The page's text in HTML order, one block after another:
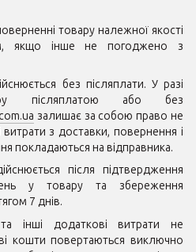
товару належної якості
якщо інше не погоджено з
без післяплати. У разі
післяплатою або без
залишає за собою право не
з доставки, повернення і
покладаються на відправника.​
після підтвердження
у товару та збереження
7 днів.​
інші додаткові витрати не
кошти повертаються виключно